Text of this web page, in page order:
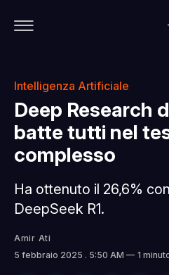
Intelligenza Artificiale
Deep Research
batte tutti nel
complesso
Ha ottenuto il 26,6%
DeepSeek R1.
Amir Ati
5 febbraio 2025 . 5:50 AM 1